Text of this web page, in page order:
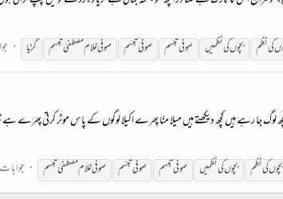
کینظم بچوںکینظمیں صوفی تبسم صوفی تبسّم صوفی غلام مصطفیٰ تبسم گڑیا
لوگ جا رہے ہیں کچھ دیکھتے ہیں میلا منّا پھرے اکیلا لوگوں کے پاس موٹر کرتی پھرے
بچوںکینظم بچوںکینظمیں صوفی تبسم صوفی تبسّم صوفی غلام مصطفیٰ تبسم